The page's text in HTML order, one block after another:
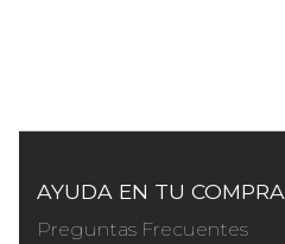
AYUDA EN TU COMPRA
Preguntas Frecuentes